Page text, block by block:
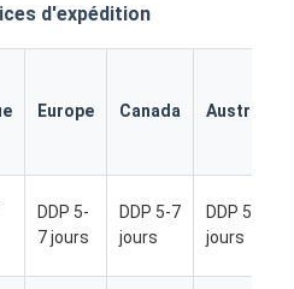
d'expédition
Europe Canada Australie
DDP 5-
7 jours
DDP 5-7
jours
DDP 5-7
jours